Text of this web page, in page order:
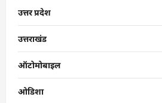
उत्तर प्रदेश
उत्तराखंड
ऑटोमोबाइल
ओडिशा